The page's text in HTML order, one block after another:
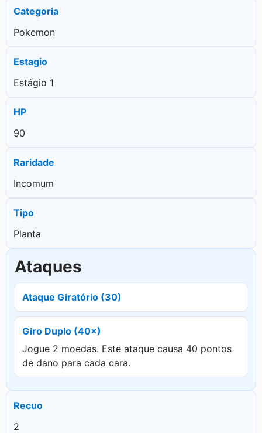
Categoria
Pokemon
Estagio
Estágio 1
HP
90
Raridade
Incomum
Tipo
Planta
Ataques
Ataque Giratório (30)
Giro Duplo (40×)
Jogue 2 moedas. Este ataque causa 40 pontos
de dano para cada cara.
Recuo
2